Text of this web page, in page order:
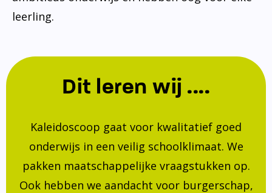
leerling.
Dit leren wij ....
Kaleidoscoop gaat voor kwalitatief goed
onderwijs in een veilig schoolklimaat. We
pakken maatschappelijke vraagstukken op.
Ook hebben we aandacht voor burgerschap,